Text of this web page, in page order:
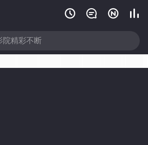
   